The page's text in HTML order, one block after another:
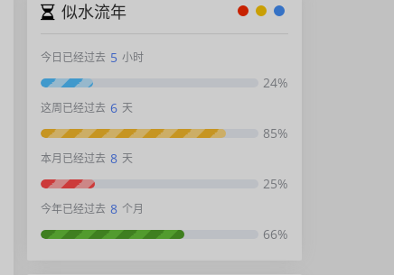
似水流年
今日已经过去 5 小时
24%
这周已经过去 6 天
85%
本月已经过去 8 天
25%
今年已经过去 8 个月
66%